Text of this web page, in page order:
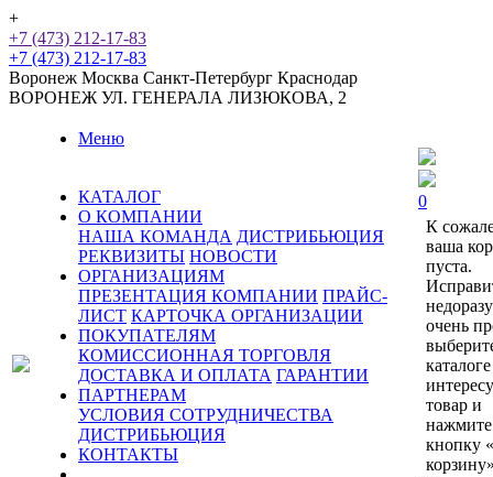
+
+7 (473) 212-17-83
+7 (473) 212-17-83
Воронеж Москва Санкт-Петербург Краснодар
ВОРОНЕЖ УЛ. ГЕНЕРАЛА ЛИЗЮКОВА, 2
Меню
КАТАЛОГ
О КОМПАНИИ
НАША КОМАНДА ДИСТРИБЬЮЦИЯ
РЕКВИЗИТЫ НОВОСТИ
ОРГАНИЗАЦИЯМ
ПРЕЗЕНТАЦИЯ КОМПАНИИ ПРАЙС-
ЛИСТ КАРТОЧКА ОРГАНИЗАЦИИ
ПОКУПАТЕЛЯМ
КОМИССИОННАЯ ТОРГОВЛЯ
ДОСТАВКА И ОПЛАТА ГАРАНТИИ
ПАРТНЕРАМ
УСЛОВИЯ СОТРУДНИЧЕСТВА
ДИСТРИБЬЮЦИЯ
КОНТАКТЫ
0
К
ваша
пуста.
очень
каталоге
товар и
нажмите
кнопку